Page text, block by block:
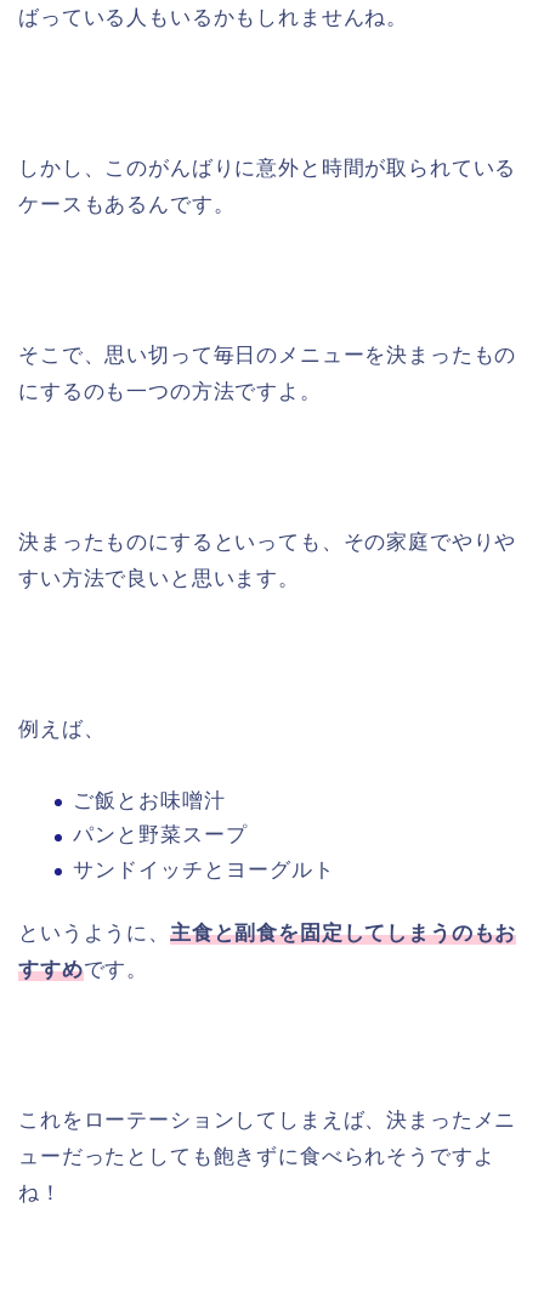
ばっている人もいるかもしれませんね。
しかし、このがんばりに意外と時間が取られている
ケースもあるんです。
そこで、思い切って毎日のメニューを決まったもの
にするのも一つの方法ですよ。
決まったものにするといっても、その家庭でやりや
すい方法で良いと思います。
例えば、
ご飯とお味噌汁
パンと野菜スープ
サンドイッチとヨーグルト
というように、 主食と副食を固定してしまうのもお
すすめです。
これをローテーションしてしまえば、決まったメニ
ューだったとしても飽きずに食べられそうですよ
ね！